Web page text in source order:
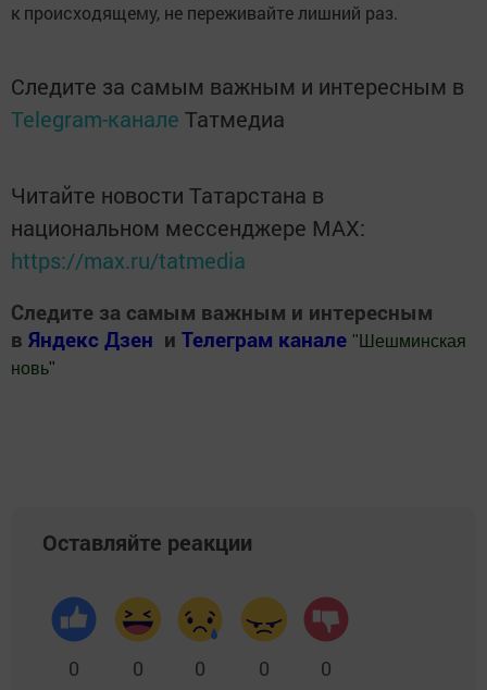
к происходящему, не переживайте лишний раз.
Следите за самым важным и интересным в
Telegram-канале Татмедиа
Читайте новости Татарстана в
национальном мессенджере MАХ:
https://max.ru/tatmedia
Следите за самым важным и интересным
в Яндекс Дзен и Телеграм канале " Шешминская
новь"
Оставляйте реакции
0 0 0 0 0